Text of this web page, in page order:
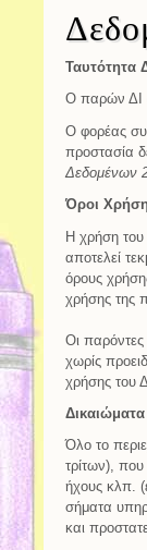
Ταυτότητα
Ο παρών ΔΙ
Ο φορέας
προστασία
Δεδομένων
Όροι
Η χρήση του
αποτελεί
όρους
χρήσης της
Οι παρόντες
χωρίς
χρήσης του
Όλο το
τρίτων), που
ήχους κλπ.
σήματα
και